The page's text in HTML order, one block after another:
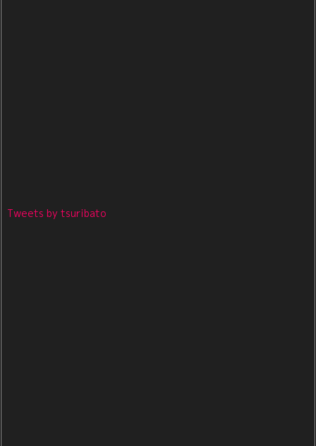
Tweets by tsuribato